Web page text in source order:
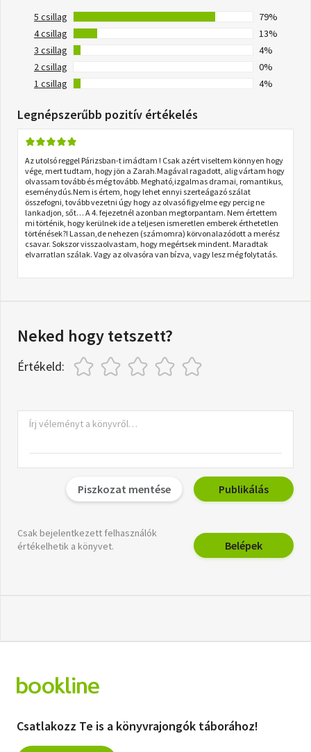
5 csillag
79%
4 csillag
13%
3 csillag
4%
2 csillag
0%
1 csillag
4%
Legnépszerűbb pozitív értékelés
Az utolsó reggel Párizsban-t imádtam ! Csak azért viseltem könnyen hogy
vége, mert tudtam, hogy jön a Zarah.Magával ragadott, alig vártam hogy
olvassam tovább és még tovább. Megható,izgalmas dramai, romantikus,
eseménydús.Nem is értem, hogy lehet ennyi szerteágazó szálat
összefogni, tovább vezetni úgy hogy az olvasó figyelme egy percig ne
lankadjon, sőt… A 4. fejezetnél azonban megtorpantam. Nem értettem
mi történik, hogy kerülnek ide a teljesen ismeretlen emberek érthetetlen
történések?! Lassan,de nehezen (számomra) körvonalazódott a merész
csavar. Sokszor visszaolvastam, hogy megértsek mindent. Maradtak
elvarratlan szálak. Vagy az olvasóra van bízva, vagy lesz még folytatás.
Neked hogy tetszett?
Értékeld:
Piszkozat mentése Publikálás
Csak bejelentkezett felhasználók
értékelhetik a könyvet.
Belépek
Csatlakozz Te is a könyvrajongók táborához!